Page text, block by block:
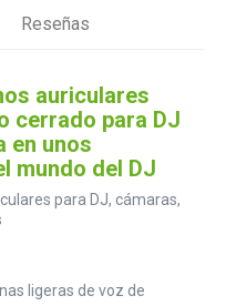
Reseñas
auriculares
cerrado para DJ
en unos
mundo del DJ
para DJ, cámaras,
ligeras de voz de